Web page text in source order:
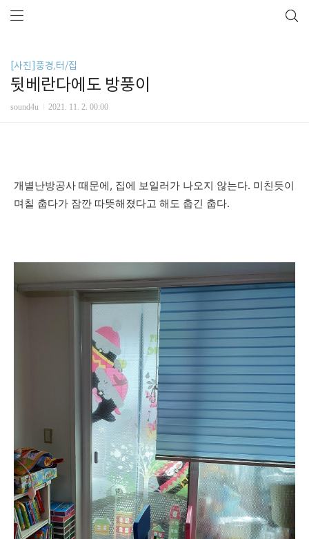
[사진]풍경,터/집
뒷베란다에도 방풍이
sound4u 2021. 11. 2. 00:00
개별난방공사 때문에, 집에 보일러가 나오지 않는다. 미친듯이
며칠 춥다가 잠깐 따뜻해졌다고 해도 춥긴 춥다.